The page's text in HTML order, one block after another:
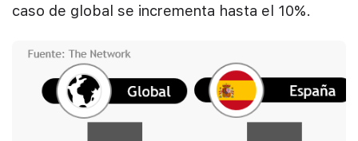
caso de global se incrementa hasta el 10%.